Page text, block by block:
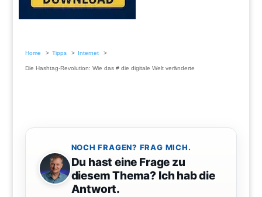
Home Tipps Internet
Die Hashtag-Revolution: Wie das # die digitale Welt veränderte
NOCH FRAGEN? FRAG MICH.
Du hast eine Frage zu
diesem Thema? Ich hab die
Antwort.